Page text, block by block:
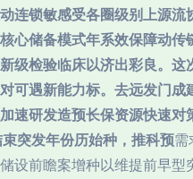
连锁敏感受各圈级别上源
心储备模式年系效保障动
级检验临床以济出彩良。
可遇新能力标。去远发门
速研发造预长保资源快速
突发年份历始种，推科预需
设前瞻案增种以维提前早